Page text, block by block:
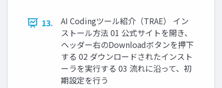
13.
AI Codingツール紹介（TRAE） イン
ストール方法 01 公式サイトを開き、
ヘッダー右のDownloadボタンを押下
する 02 ダウンロードされたインスト
ーラを実行する 03 流れに沿って、初
期設定を行う